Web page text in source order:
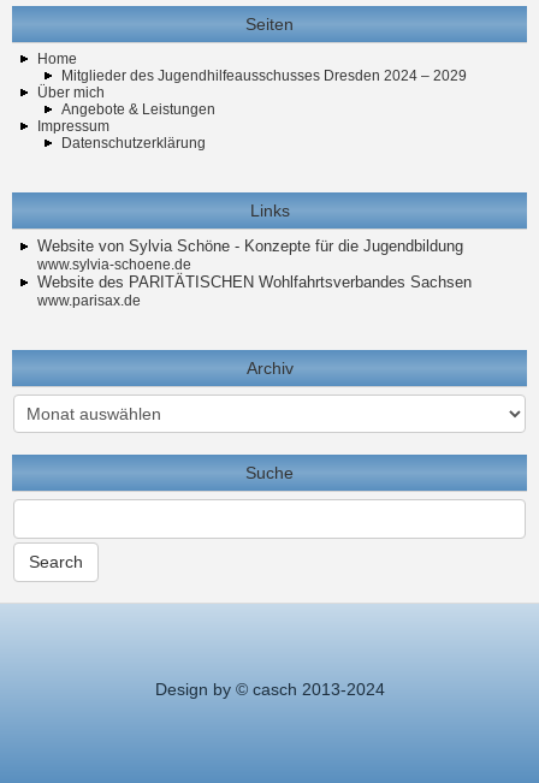
Seiten
Home
Mitglieder des Jugendhilfeausschusses Dresden 2024 – 2029
Über mich
Angebote & Leistungen
Impressum
Datenschutzerklärung
Links
Website von Sylvia Schöne - Konzepte für die Jugendbildung
www.sylvia-schoene.de
Website des PARITÄTISCHEN Wohlfahrtsverbandes Sachsen
www.parisax.de
Archiv
Archiv
Suche
Design by © casch 2013-2024